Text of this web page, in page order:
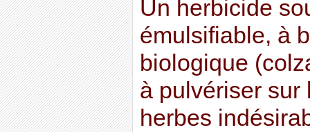
Un herbicide
émulsifiable, à
biologique
à pulvériser sur
herbes